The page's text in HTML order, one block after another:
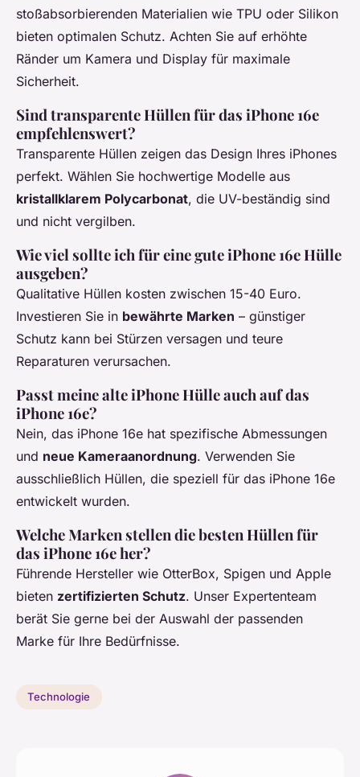
stoßabsorbierenden Materialien wie TPU oder Silikon
bieten optimalen Schutz. Achten Sie auf erhöhte
Ränder um Kamera und Display für maximale
Sicherheit.
Sind transparente Hüllen für das iPhone 16e
empfehlenswert?
Transparente Hüllen zeigen das Design Ihres iPhones
perfekt. Wählen Sie hochwertige Modelle aus
kristallklarem Polycarbonat, die UV-beständig sind
und nicht vergilben.
Wie viel sollte ich für eine gute iPhone 16e Hülle
ausgeben?
Qualitative Hüllen kosten zwischen 15-40 Euro.
Investieren Sie in bewährte Marken – günstiger
Schutz kann bei Stürzen versagen und teure
Reparaturen verursachen.
Passt meine alte iPhone Hülle auch auf das
iPhone 16e?
Nein, das iPhone 16e hat spezifische Abmessungen
und neue Kameraanordnung. Verwenden Sie
ausschließlich Hüllen, die speziell für das iPhone 16e
entwickelt wurden.
Welche Marken stellen die besten Hüllen für
das iPhone 16e her?
Führende Hersteller wie OtterBox, Spigen und Apple
bieten zertifizierten Schutz. Unser Expertenteam
berät Sie gerne bei der Auswahl der passenden
Marke für Ihre Bedürfnisse.
Technologie